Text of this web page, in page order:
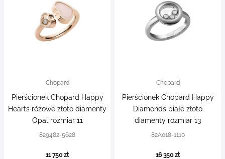
Chopard
Pierścionek Chopard Happy
Hearts różowe złoto diamenty
Opal rozmiar 11
829482-5628
11 750 zł
Chopard
Pierścionek Chopard Happy
Diamonds białe złoto
diamenty rozmiar 13
82A018-1110
16 350 zł